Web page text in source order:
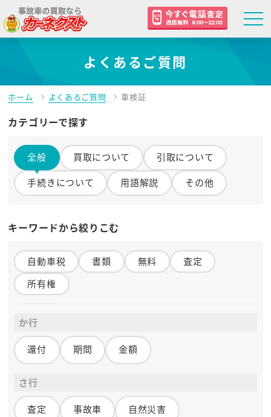
よくあるご質問
ホーム よくあるご質問 車検証
カテゴリーで探す
全般 買取について
引取について
手続きについて
用語解説 その他
キーワードから絞りこむ
自動車税 書類 無料
査定
所有権
か行
還付 期間 金額
さ行
査定 事故車 自然災害